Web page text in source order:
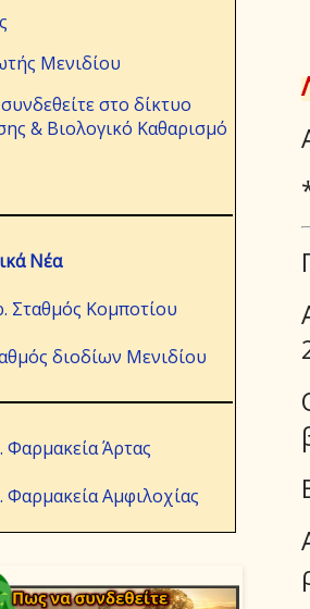
Μενιδίου
στο δίκτυο
& Βιολογικό Καθαρισμό
Νέα
Σταθμός Κομποτίου
διοδίων Μενιδίου
Φαρμακεία Άρτας
Φαρμακεία Αμφιλοχίας